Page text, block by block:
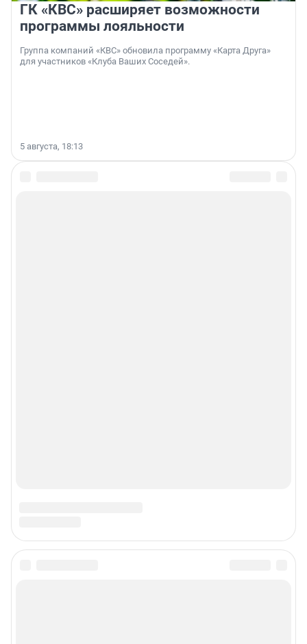
ГК «КВС» расширяет возможности
программы лояльности
Группа компаний «КВС» обновила программу «Карта Друга»
для участников «Клуба Ваших Соседей».
5 августа, 18:13